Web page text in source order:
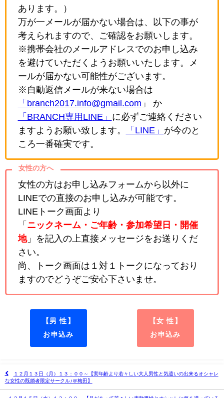
あります。）
万が一メールが届かない場合は、以下の事が
考えられますので、ご確認をお願いします。
※携帯会社のメールアドレスでのお申し込み
を避けていただくようお願いいたします。メ
ールが届かない可能性がございます。
※自動返信メールが来ない場合は
「branch2017.info@gmail.com 」 か
「BRANCH専用LINE」 に必ずご連絡ください
ますようお願い致します。
「LINE」 が今のと
ころ一番確実です。
女性の方へ
女性の方はお申し込みフォームから以外に
LINEでの直接のお申し込みが可能です。
LINEトーク画面より
「 ニックネーム・ご年齢・参加希望日・開催
地」を記入の上直接メッセージをお送りくだ
さい。
尚、トーク画面は１対１トークになっており
ますのでどうぞご安心下さいませ。
【男 性】
お申込み
【女 性】
お申込み
１２月１３日（月）１３：００～【実年齢より若々しい大人男性と気遣いの出来るオシャレ
な女性の既婚者限定サークル♪＠梅田】